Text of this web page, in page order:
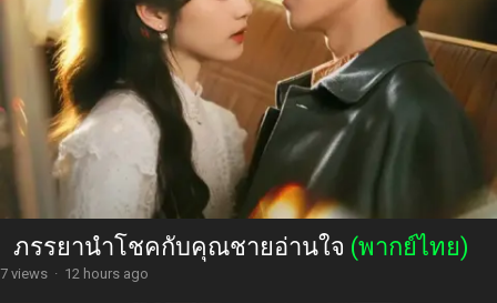
ภรรยานำโชคกับคุณชายอ่านใจ (พากย์ไทย)
7 views · 12 hours ago